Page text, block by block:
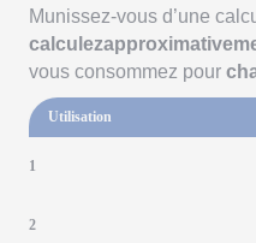
Munissez-vous d’une
vous consommez pour
Utilisation
1
2